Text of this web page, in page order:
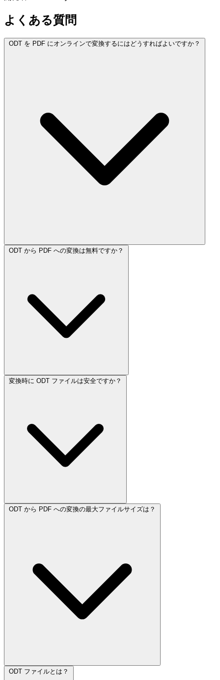
よくある質問
ODT を PDF にオンラインで変換するにはどうすればよいですか？
ODT から PDF への変換は無料ですか？
変換時に ODT ファイルは安全ですか？
ODT から PDF への変換の最大ファイルサイズは？
ODT ファイルとは？